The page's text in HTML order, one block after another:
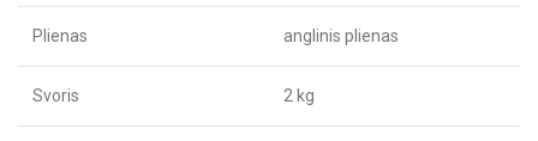
Plienas anglinis plienas
Svoris 2 kg